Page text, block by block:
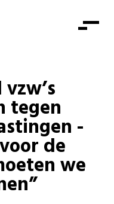
tegen
-
de
we